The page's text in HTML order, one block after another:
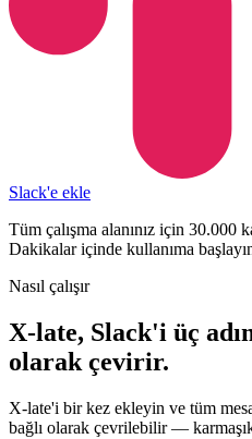
Slack'e ekle
Tüm çalışma alanınız için 30.000
Dakikalar içinde kullanıma
Nasıl çalışır
X-late, Slack'i üç
olarak çevirir.
X-late'i bir kez ekleyin ve tüm
bağlı olarak çevrilebilir —